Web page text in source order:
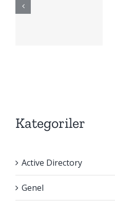
Kategoriler
Active Directory
Genel